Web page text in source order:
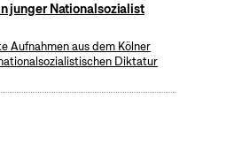
junger Nationalsozialist
Aufnahmen aus dem Kölner
Diktatur